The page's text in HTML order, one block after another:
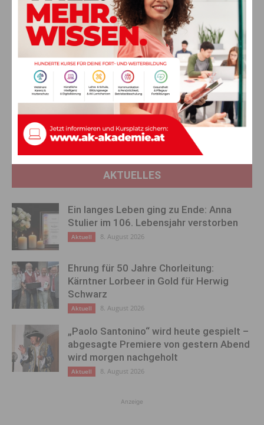
Telefon 050 477-1000
arbeitsrecht@akktn.at
Vorheriger Artikel
Auszeichnung für 14 neue
Jugendgesundheits-Coaches
Nächster Artikel
VS Hermagor gewinnt beim
Landesfinale der “Safety on
Tour”
Kindersicherheitsolympiade
AKTUELLES
Ein langes Leben ging zu Ende: Anna
Stulier im 106. Lebensjahr verstorben
Aktuell 8. August 2026
Ehrung für 50 Jahre Chorleitung:
Kärntner Lorbeer in Gold für Herwig
Schwarz
Aktuell 8. August 2026
„Paolo Santonino“ wird heute gespielt –
abgesagte Premiere von gestern Abend
wird morgen nachgeholt
Aktuell 8. August 2026
Anzeige